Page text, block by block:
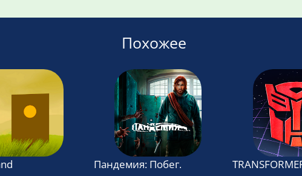
Похожее
Пандемия: Побег. Сюжетный квест -